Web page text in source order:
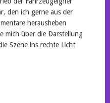
den ich gerne aus der
herausheben
mich über die Darstellung
Szene ins rechte Licht